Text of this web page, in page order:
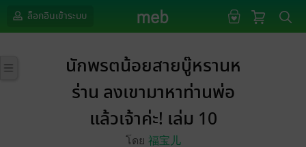
ล็อกอินเข้าระบบ
นักพรตน้อยสายบู๊หรานห
ร่าน ลงเขามาหาท่านพ่อ
แล้วเจ้าค่ะ! เล่ม 10
โดย 福宝儿